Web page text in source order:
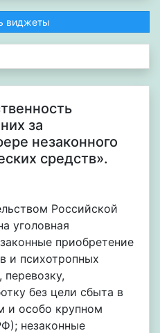
виджеты
за
незаконного
средств».
Российской
уголовная
приобретение
и психотропных
без цели сбыта в
и особо крупном
незаконные